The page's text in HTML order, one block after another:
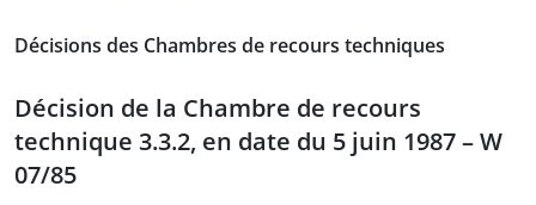
Décisions des Chambres de recours techniques
Décision de la Chambre de recours
technique 3.3.2, en date du 5 juin 1987 – W
07/85